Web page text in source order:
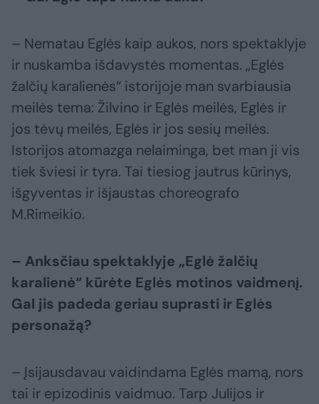
– Nematau Eglės kaip aukos, nors spektaklyje
ir nuskamba išdavystės momentas. „Eglės
žalčių karalienės“ istorijoje man svarbiausia
meilės tema: Žilvino ir Eglės meilės, Eglės ir
jos tėvų meilės, Eglės ir jos sesių meilės.
Istorijos atomazga nelaiminga, bet man ji vis
tiek šviesi ir tyra. Tai tiesiog jautrus kūrinys,
išgyventas ir išjaustas choreografo
M.Rimeikio.
– Anksčiau spektaklyje „Eglė žalčių
karalienė“ kūrėte Eglės motinos vaidmenį.
Gal jis padeda geriau suprasti ir Eglės
personažą?
– Įsijausdavau vaidindama Eglės mamą, nors
tai ir epizodinis vaidmuo. Tarp Julijos ir